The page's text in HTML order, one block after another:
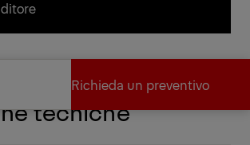
Richieda un preventivo
tecniche